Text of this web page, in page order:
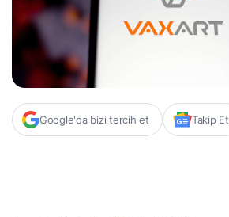
Google'da bizi tercih et Takip Et